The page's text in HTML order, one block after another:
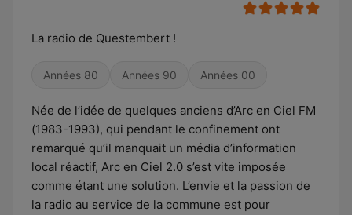
La radio de Questembert !
Années 80 Années 90 Années 00
Née de l’idée de quelques anciens d’Arc en Ciel FM
(1983-1993), qui pendant le confinement ont
remarqué qu’il manquait un média d’information
local réactif, Arc en Ciel 2.0 s’est vite imposée
comme étant une solution. L’envie et la passion de
la radio au service de la commune est pour